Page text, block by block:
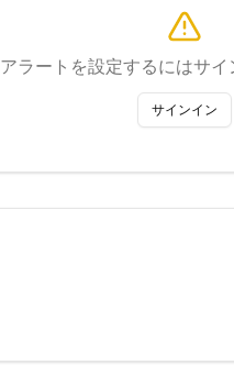
アラートを設定するにはサ
サインイン